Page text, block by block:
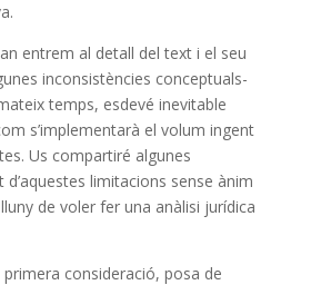
entrem al detall del text i el seu
inconsistències conceptuals-
temps, esdevé inevitable
s’implementarà el volum ingent
Us compartiré algunes
limitacions sense ànim
de voler fer una anàlisi jurídica
consideració, posa de